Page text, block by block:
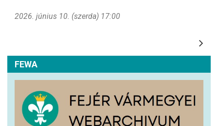
2026. június 10. (szerda) 17:00
FEWA